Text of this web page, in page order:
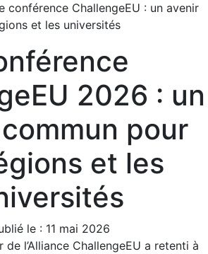
conférence ChallengeEU : un avenir
et les universités
2026 : un
pour
et les
le : 11 mai 2026
l’Alliance ChallengeEU a retenti à